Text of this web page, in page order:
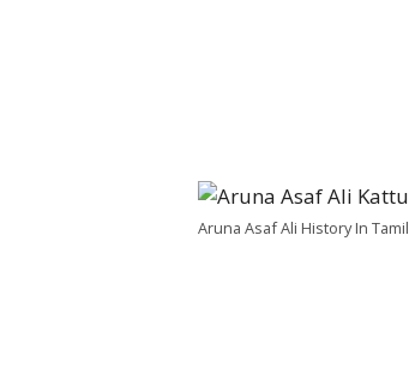
Aruna Asaf Ali History In Tamil